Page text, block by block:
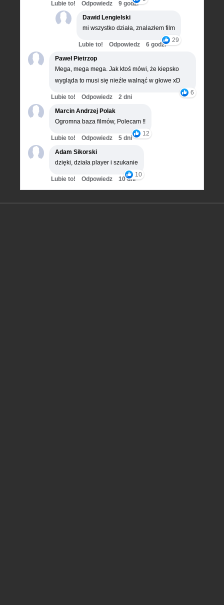
Lubie to! Odpowiedz
9 godz.
Dawid Lengielski
mi wszystko działa, znalazłem film
29
Lubie to! Odpowiedz
6 godz.
Paweł Pietrzop
Mega, mega mega. Jak ktoś mówi, że kiepsko
wygląda to musi się nieźle walnąć w głowe xD
6
Lubie to! Odpowiedz
2 dni
Marcin Andrzej Polak
Ogromna baza filmów, Polecam !!
12
Lubie to! Odpowiedz
5 dni
Adam Sikorski
dzięki, działa player i szukanie
10
Lubie to! Odpowiedz 10 dni